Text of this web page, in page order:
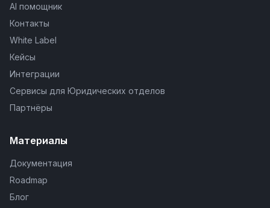
AI помощник
Контакты
White Label
Кейсы
Интеграции
Сервисы для Юридических отделов
Партнёры
Материалы
Документация
Roadmap
Блог